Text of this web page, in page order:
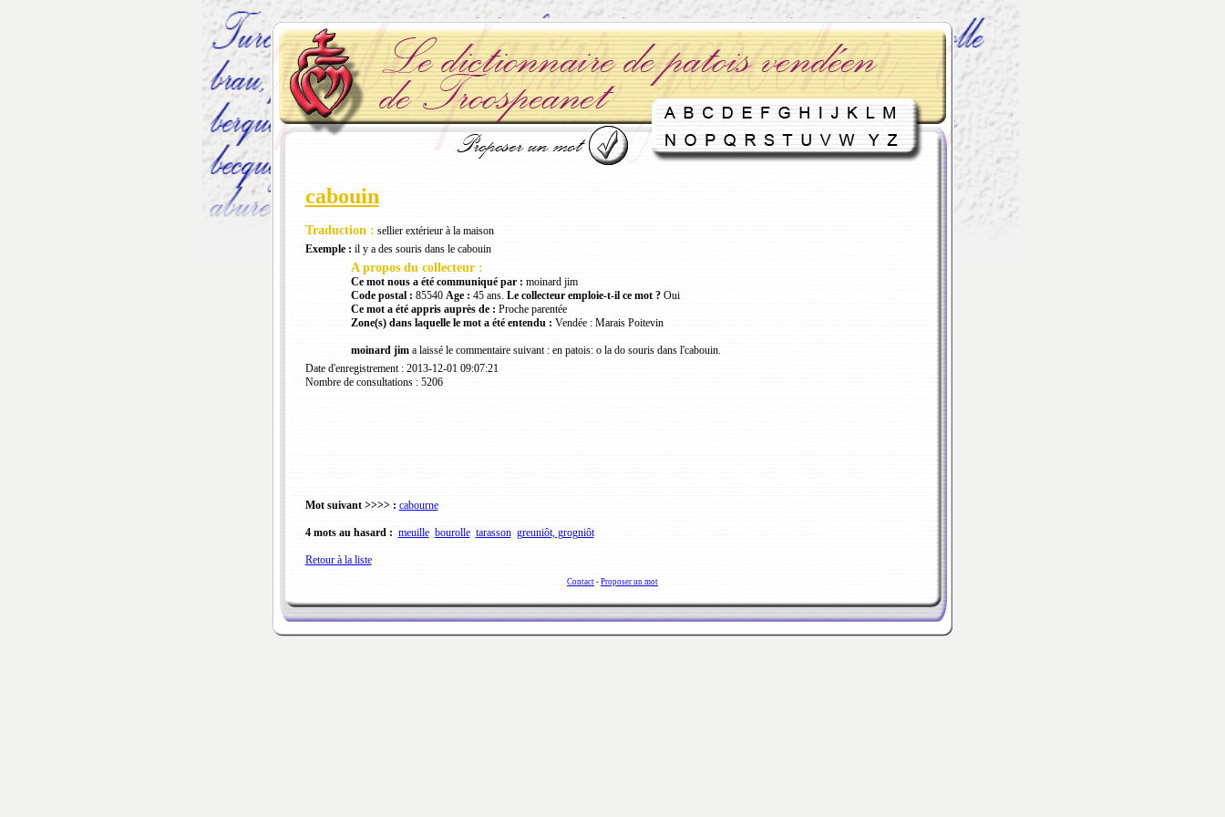
cabouin
Traduction : sellier extérieur à la maison
Exemple : il y a des souris dans le cabouin
A propos du collecteur :
Ce mot nous a été communiqué par : moinard jim
Code postal : 85540 Age : 45 ans. Le collecteur emploie-t-il ce mot ?Oui
Ce mot a été appris auprès de : Proche parentée
Zone(s) dans laquelle le mot a été entendu : Vendée : Marais Poitevin
moinard jima laissé le commentaire suivant : en patois: o la do souris dans l'cabouin.
Date d'enregistrement : 2013-12-01 09:07:21
Nombre de consultations : 5206
Mot suivant >>>> : cabourne
4 mots au hasard : meuille bourolle tarasson greuniôt, grogniôt
Retour à la liste
Contact - Proposer un mot